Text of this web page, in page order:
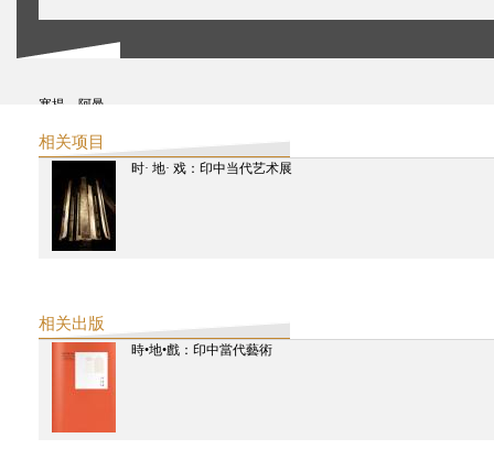
塞提，阿曼
森，迦琪
史卡利亚，吉吉
湿婆库马，罗罕
沙美智
相关项目
时· 地· 戏：印中当代艺术展
相关出版
時•地•戲：印中當代藝術